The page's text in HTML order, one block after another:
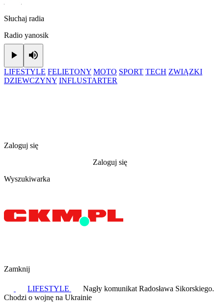
Słuchaj radia
Radio yanosik
Play
LIFESTYLE FELIETONY MOTO SPORT TECH ZWIĄZKI
DZIEWCZYNY INFLUSTARTER
Zaloguj się
Zaloguj się
Wyszukiwarka
Zamknij
LIFESTYLE
Nagły komunikat Radosława Sikorskiego.
Chodzi o wojnę na Ukrainie